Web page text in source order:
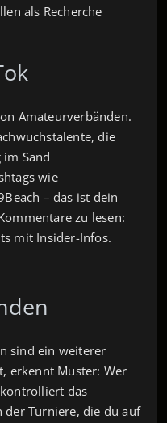
als Recherche
Amateurverbänden.
die
Sand
wie
– das ist dein
zu lesen:
mit Insider-Infos.
sind ein weiterer
erkennt Muster: Wer
das
der Turniere, die du auf